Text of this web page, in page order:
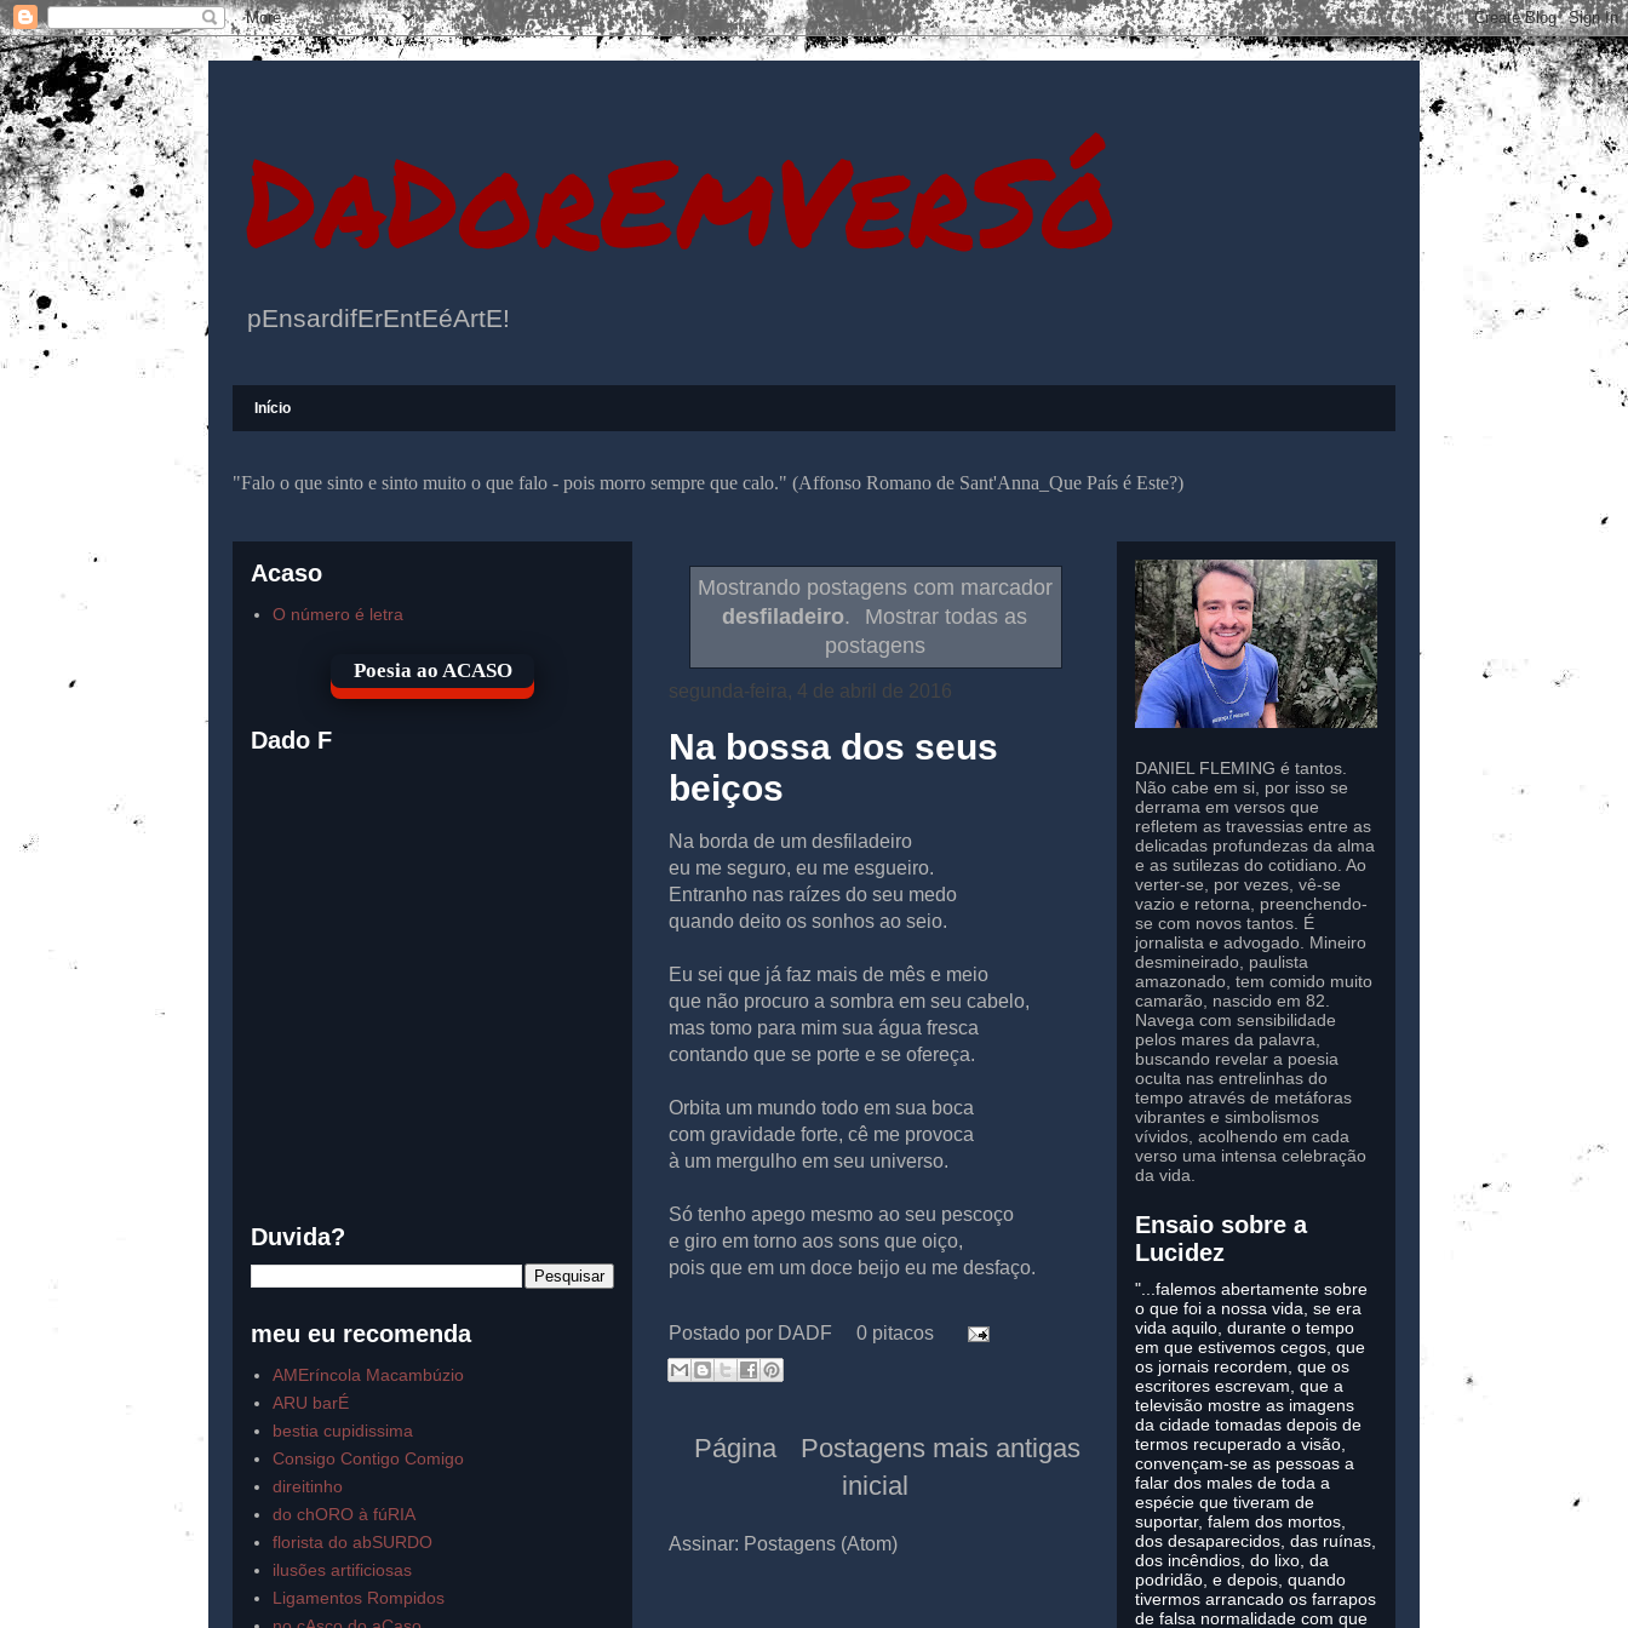
DaDorEmVerSó
pEnsardifErEntEéArtE!
Início
"Falo o que sinto e sinto muito o que falo - pois morro sempre que calo." (Affonso Romano de Sant'Anna_Que País é Este?)
Mostrando postagens com marcador
desfiladeiro.
Mostrar todas as
postagens
segunda-feira, 4 de abril de 2016
Na bossa dos seus
beiços
Na borda de um desfiladeiro
eu me seguro, eu me esgueiro.
Entranho nas raízes do seu medo
quando deito os sonhos ao seio.
Eu sei que já faz mais de mês e meio
que não procuro a sombra em seu cabelo,
mas tomo para mim sua água fresca
contando que se porte e se ofereça.
Orbita um mundo todo em sua boca
com gravidade forte, cê me provoca
à um mergulho em seu universo.
Só tenho apego mesmo ao seu pescoço
e giro em torno aos sons que oiço,
pois que em um doce beijo eu me desfaço.
Postado por DADF 0 pitacos
Postagens mais antigas
Página
inicial
Assinar: Postagens (Atom)
Acaso
O número é letra
Poesia ao ACASO
Dado F
Duvida?
meu eu recomenda
AMEríncola Macambúzio
ARU barÉ
bestia cupidissima
Consigo Contigo Comigo
direitinho
do chORO à fúRIA
florista do abSURDO
ilusões artificiosas
Ligamentos Rompidos
DANIEL FLEMING é tantos.
Não cabe em si, por isso se
derrama em versos que
refletem as travessias entre as
delicadas profundezas da alma
e as sutilezas do cotidiano. Ao
verter-se, por vezes, vê-se
vazio e retorna, preenchendo-
se com novos tantos. É
jornalista e advogado. Mineiro
desmineirado, paulista
amazonado, tem comido muito
camarão, nascido em 82.
Navega com sensibilidade
pelos mares da palavra,
buscando revelar a poesia
oculta nas entrelinhas do
tempo através de metáforas
vibrantes e simbolismos
vívidos, acolhendo em cada
verso uma intensa celebração
da vida.
Ensaio sobre a
Lucidez
"...falemos abertamente sobre
o que foi a nossa vida, se era
vida aquilo, durante o tempo
em que estivemos cegos, que
os jornais recordem, que os
escritores escrevam, que a
televisão mostre as imagens
da cidade tomadas depois de
termos recuperado a visão,
convençam-se as pessoas a
falar dos males de toda a
espécie que tiveram de
suportar, falem dos mortos,
dos desaparecidos, das ruínas,
dos incêndios, do lixo, da
podridão, e depois, quando
tivermos arrancado os farrapos
de falsa normalidade com que